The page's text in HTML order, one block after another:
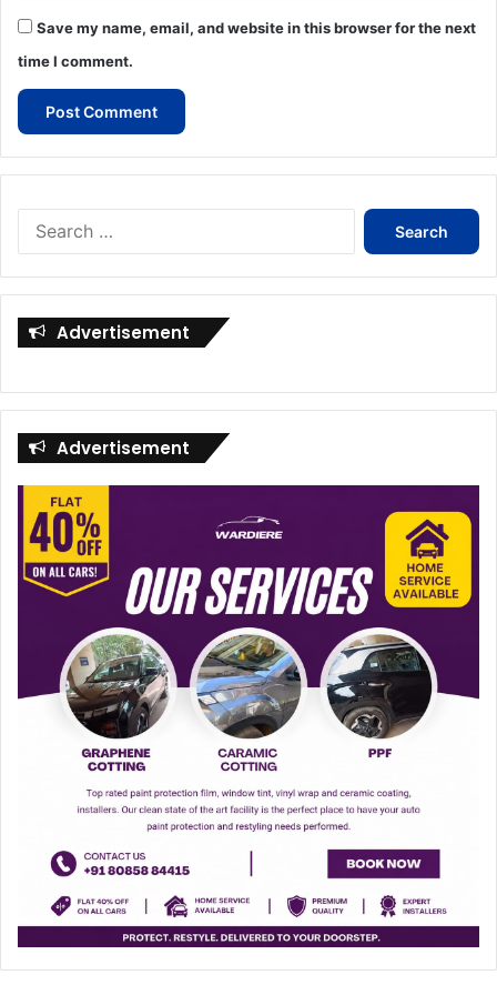
Save my name, email, and website in this browser for the next
time I comment.
Search
Advertisement
Advertisement